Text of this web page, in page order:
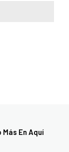
En Aquí